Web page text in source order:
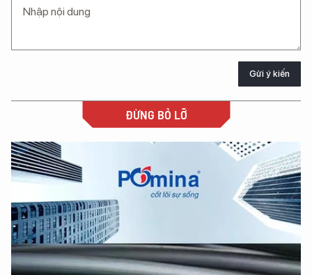
Gửi ý kiến
ĐỪNG BỎ LỠ